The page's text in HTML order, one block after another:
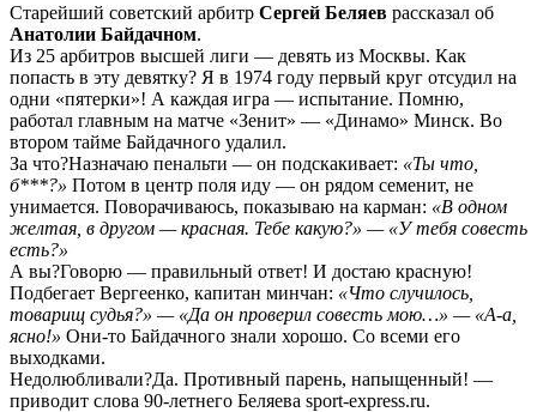
Старейший советский арбитр Сергей Беляев рассказал об
Анатолии Байдачном.
Из 25 арбитров высшей лиги — девять из Москвы. Как
попасть в эту девятку? Я в 1974 году первый круг отсудил на
одни «пятерки»! А каждая игра — испытание. Помню,
работал главным на матче «Зенит» — «Динамо» Минск. Во
втором тайме Байдачного удалил.
За что?Назначаю пенальти — он подскакивает: «Ты что,
б***?» Потом в центр поля иду — он рядом семенит, не
унимается. Поворачиваюсь, показываю на карман: «В одном
желтая, в другом — красная. Тебе какую?» — «У тебя совесть
есть?»
А вы?Говорю — правильный ответ! И достаю красную!
Подбегает Вергеенко, капитан минчан: «Что случилось,
товарищ судья?» — «Да он проверил совесть мою…» — «А-а,
ясно!» Они-то Байдачного знали хорошо. Со всеми его
выходками.
Недолюбливали?Да. Противный парень, напыщенный! —
приводит слова 90-летнего Беляева sport-express.ru.